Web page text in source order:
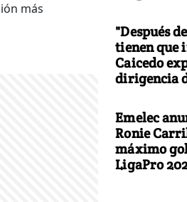
más
"Después
tienen que
Caicedo
dirigencia
Emelec
Ronie
máximo
LigaPro